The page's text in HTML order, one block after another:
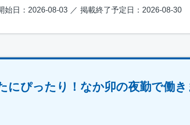
始日：2026-08-03 掲載終了予定日：2026-08-30
ぴったり！なか卯の夜勤で働